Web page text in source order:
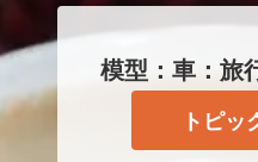
模型：車：旅
トピッ